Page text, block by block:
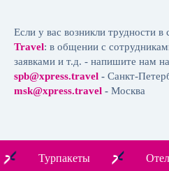
Если у вас возникли трудности в
Travel: в общении с
заявками и т.д. - напишите нам
spb@xpress.travel - Санкт-
msk@xpress.travel - Москва
Турпакеты Отели
Политика обработки персональных
© 1996 — 2025 Xpress Travel | Все права